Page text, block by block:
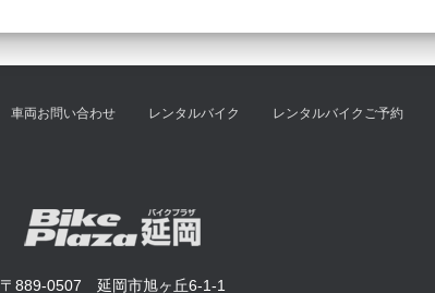
車両お問い合わせ レンタルバイク レンタルバイクご予約
〒889-0507 延岡市旭ヶ丘6-1-1